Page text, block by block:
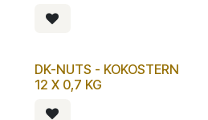
DK-NUTS - KOKOSTERN
12 X 0,7 KG